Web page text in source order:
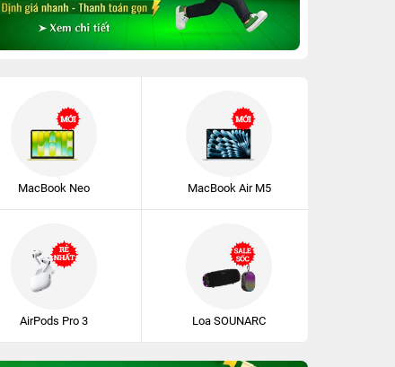
MacBook Neo MacBook Air M5
AirPods Pro 3 Loa SOUNARC